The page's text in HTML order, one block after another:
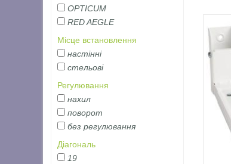
OPTICUM
RED AEGLE
Місце встановлення
настінні
стельові
Регулювання
нахил
поворот
без регулювання
Діагональ
19